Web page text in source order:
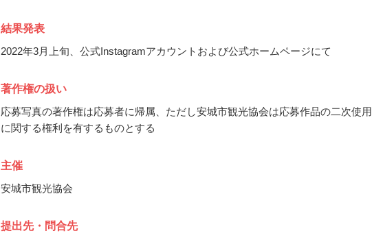
結果発表
2022年3月上旬、公式Instagramアカウントおよび公式ホームページにて
著作権の扱い
応募写真の著作権は応募者に帰属、ただし安城市観光協会は応募作品の二次使用
に関する権利を有するものとする
主催
安城市観光協会
提出先・問合先